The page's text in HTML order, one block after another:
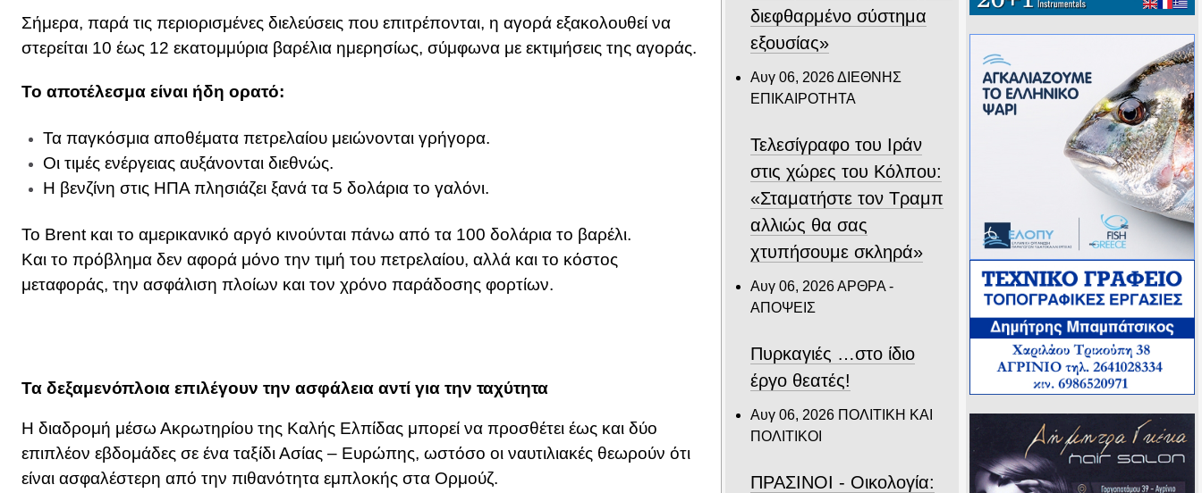
Σήμερα, παρά τις περιορισμένες διελεύσεις που επιτρέπονται, η αγορά εξακολουθεί να
στερείται 10 έως 12 εκατομμύρια βαρέλια ημερησίως, σύμφωνα με εκτιμήσεις της αγοράς.
Το αποτέλεσμα είναι ήδη ορατό:
Τα παγκόσμια αποθέματα πετρελαίου μειώνονται γρήγορα.
Οι τιμές ενέργειας αυξάνονται διεθνώς.
Η βενζίνη στις ΗΠΑ πλησιάζει ξανά τα 5 δολάρια το γαλόνι.
Το Brent και το αμερικανικό αργό κινούνται πάνω από τα 100 δολάρια το βαρέλι.
Και το πρόβλημα δεν αφορά μόνο την τιμή του πετρελαίου, αλλά και το κόστος
μεταφοράς, την ασφάλιση πλοίων και τον χρόνο παράδοσης φορτίων.
Τα δεξαμενόπλοια επιλέγουν την ασφάλεια αντί για την ταχύτητα
Η διαδρομή μέσω Ακρωτηρίου της Καλής Ελπίδας μπορεί να προσθέτει έως και δύο
επιπλέον εβδομάδες σε ένα ταξίδι Ασίας – Ευρώπης, ωστόσο οι ναυτιλιακές θεωρούν ότι
είναι ασφαλέστερη από την πιθανότητα εμπλοκής στα Ορμούζ.
διεφθαρμένο σύστημα
εξουσίας»
Αυγ 06, 2026ΔΙΕΘΝΗΣ
ΕΠΙΚΑΙΡΟΤΗΤΑ
Τελεσίγραφο του Ιράν
στις χώρες του Κόλπου:
«Σταματήστε τον Τραμπ
αλλιώς θα σας
χτυπήσουμε σκληρά»
Αυγ 06, 2026ΑΡΘΡΑ -
ΑΠΟΨΕΙΣ
Πυρκαγιές …στο ίδιο
έργο θεατές!
Αυγ 06, 2026 ΠΟΛΙΤΙΚΗ ΚΑΙ
ΠΟΛΙΤΙΚΟΙ
ΠΡΑΣΙΝΟΙ - Οικολογία: